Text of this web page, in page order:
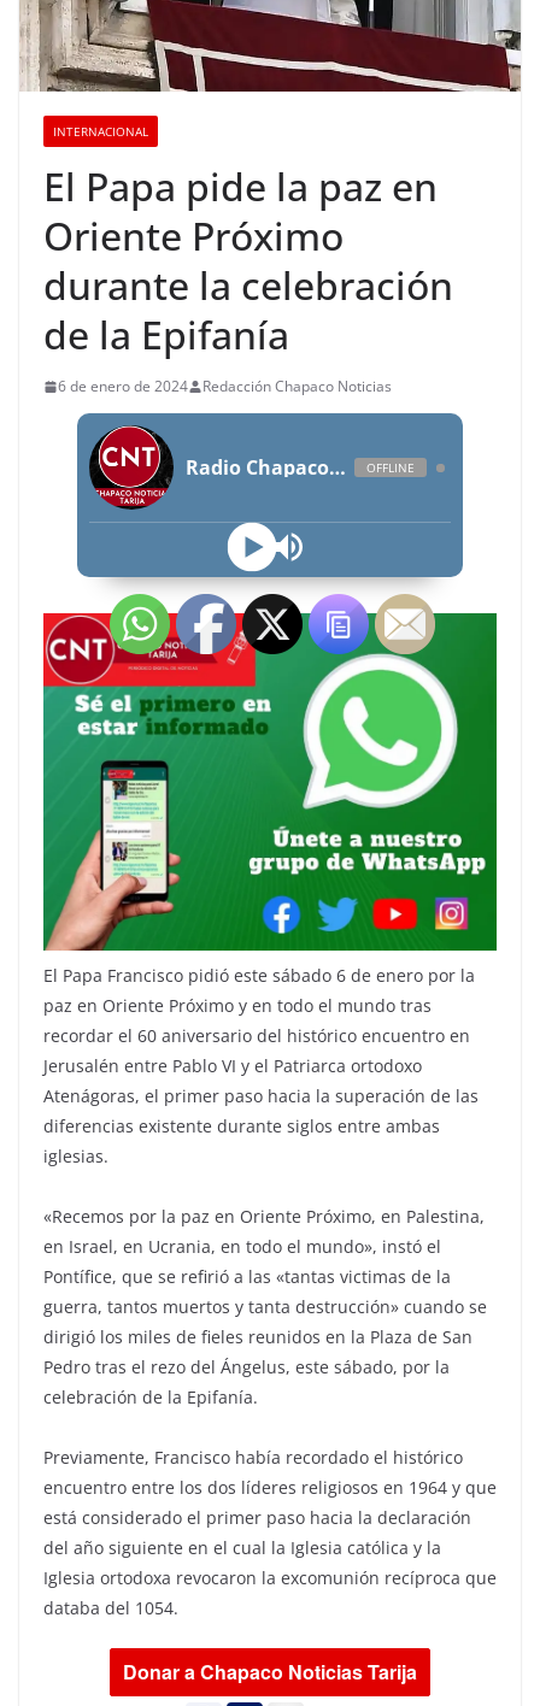
INTERNACIONAL
El Papa pide la paz en
Oriente Próximo
durante la celebración
de la Epifanía
6 de enero de 2024 Redacción Chapaco Noticias
Radio Chapaco Noticias Las 24 horas en vivo OFFLINE
El Papa Francisco pidió este sábado 6 de enero por la
paz en Oriente Próximo y en todo el mundo tras
recordar el 60 aniversario del histórico encuentro en
Jerusalén entre Pablo VI y el Patriarca ortodoxo
Atenágoras, el primer paso hacia la superación de las
diferencias existente durante siglos entre ambas
iglesias.
«Recemos por la paz en Oriente Próximo, en Palestina,
en Israel, en Ucrania, en todo el mundo», instó el
Pontífice, que se refirió a las «tantas victimas de la
guerra, tantos muertos y tanta destrucción» cuando se
dirigió los miles de fieles reunidos en la Plaza de San
Pedro tras el rezo del Ángelus, este sábado, por la
celebración de la Epifanía.
Previamente, Francisco había recordado el histórico
encuentro entre los dos líderes religiosos en 1964 y que
está considerado el primer paso hacia la declaración
del año siguiente en el cual la Iglesia católica y la
Iglesia ortodoxa revocaron la excomunión recíproca que
databa del 1054.